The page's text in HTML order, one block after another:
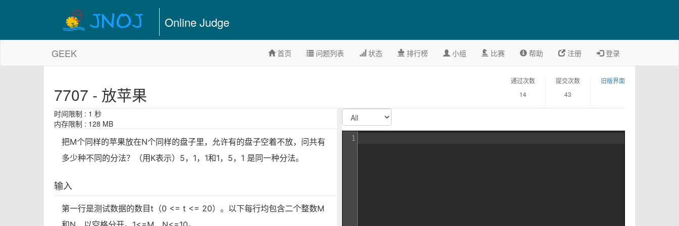
Online Judge
GEEK 首页 问题列表 状态 排行榜 小组 比赛 帮助 注册 登录
7707 - 放苹果
通过次数
14
提交次数
43
旧版界面
时间限制 : 1 秒
内存限制 : 128 MB
把M个同样的苹果放在N个同样的盘子里，允许有的盘子空着不放，问共有
多少种不同的分法？（用K表示）5，1，1和1，5，1 是同一种分法。
输入
第一行是测试数据的数目t（0 <= t <= 20）。以下每行均包含二个整数M
1